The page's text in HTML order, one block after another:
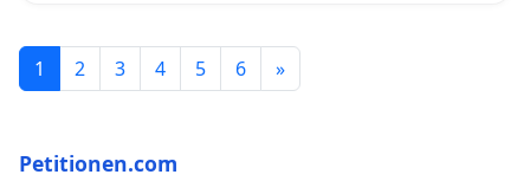
1 2 3 4 5 6 »
Petitionen.com